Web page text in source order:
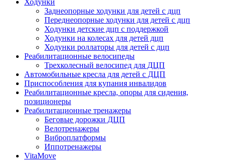
Ходунки
Заднеопорные ходунки для детей с дцп
Переднеопорные ходунки для детей с дцп
Ходунки детские дцп с поддержкой
Ходунки на колесах для детей дцп
Ходунки роллаторы для детей с дцп
Реабилитационные велосипеды
Трехколесный велосипед для ДЦП
Автомобильные кресла для детей с ДЦП
Приспособления для купания инвалидов
Реабилитационные кресла, опоры для сидения,
позиционеры
Реабилитационные тренажеры
Беговые дорожки ДЦП
Велотренажеры
Виброплатформы
Иппотренажеры
VitaMove